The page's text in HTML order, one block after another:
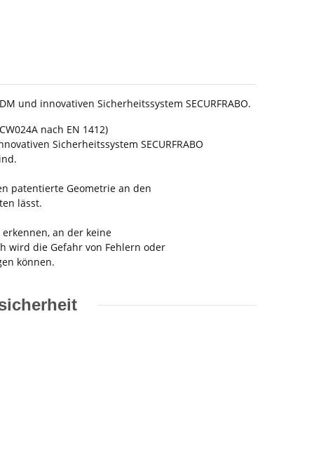
und innovativen Sicherheitssystem SECURFRABO.
nach EN 1412)
Sicherheitssystem SECURFRABO
patentierte Geometrie an den
lässt.
erkennen, an der keine
wird die Gefahr von Fehlern oder
können.